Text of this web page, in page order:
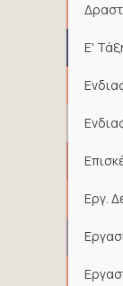
Ε'
Εργ.